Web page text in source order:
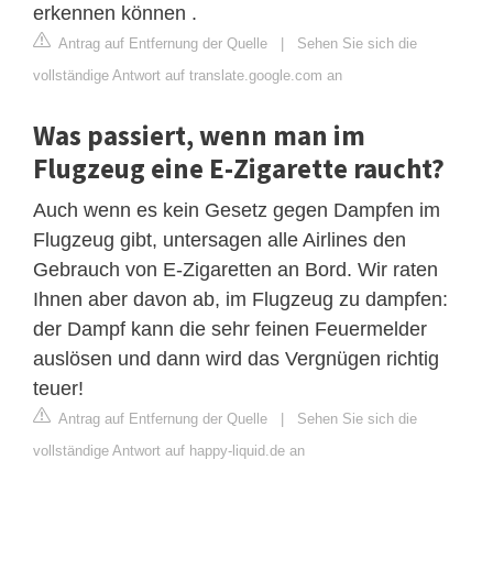
erkennen können .
Antrag auf Entfernung der Quelle | Sehen Sie sich die
vollständige Antwort auf translate.google.com an
Was passiert, wenn man im
Flugzeug eine E-Zigarette raucht?
Auch wenn es kein Gesetz gegen Dampfen im
Flugzeug gibt, untersagen alle Airlines den
Gebrauch von E-Zigaretten an Bord. Wir raten
Ihnen aber davon ab, im Flugzeug zu dampfen:
der Dampf kann die sehr feinen Feuermelder
auslösen und dann wird das Vergnügen richtig
teuer!
Antrag auf Entfernung der Quelle | Sehen Sie sich die
vollständige Antwort auf happy-liquid.de an